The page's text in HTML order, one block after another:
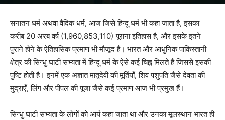
सनातन धर्म अथवा वैदिक धर्म, आज जिसे हिन्दू धर्म भी कहा जाता है, इसका
करीब 20 अरब वर्ष (1,960,853,110) पूराना इतिहास है, और इसके इतने
पुराने होने के ऐतिहासिक प्रमाण भी मौजूद हैं। भारत और आधुनिक पाकिस्तानी
क्षेत्र की सिन्धु घाटी सभ्यता में हिन्दू धर्म के ऐसे कई चिह्न मिलते हैं जिससे इसकी
पुष्टि होती है। इनमें एक अज्ञात मातृदेवी की मूर्तियाँ, शिव पशुपति जैसे देवता की
मुद्राएँ, लिंग और पीपल की पूजा जैसे कई प्रमाण आज भी प्रमुख हैं।
सिन्धु घाटी सभ्यता के लोगों को आर्य कहा जाता था और उनका मूलस्थान भारत ही